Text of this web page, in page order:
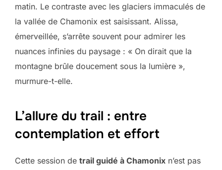
matin. Le contraste avec les glaciers immaculés de
la vallée de Chamonix est saisissant. Alissa,
émerveillée, s’arrête souvent pour admirer les
nuances infinies du paysage : « On dirait que la
montagne brûle doucement sous la lumière »,
murmure-t-elle.
L’allure du trail : entre
contemplation et effort
Cette session de trail guidé à Chamonix n’est pas